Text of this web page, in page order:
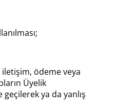
iletişim, ödeme veya
Üyelik
ya da yanlış